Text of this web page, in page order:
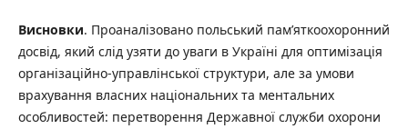
Висновки. Проаналізовано польський пам’яткоохоронний
досвід, який слід узяти до уваги в Україні для оптимізація
організаційно-управлінської структури, але за умови
врахування власних національних та ментальних
особливостей: перетворення Державної служби охорони